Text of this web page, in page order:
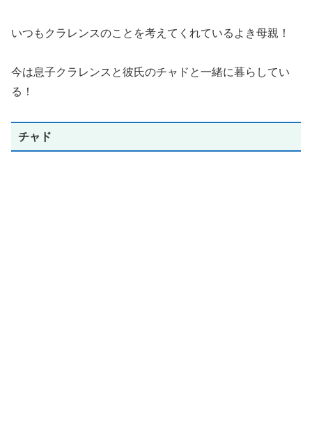
いつもクラレンスのことを考えてくれているよき母親！
今は息子クラレンスと彼氏のチャドと一緒に暮らしてい
る！
チャド